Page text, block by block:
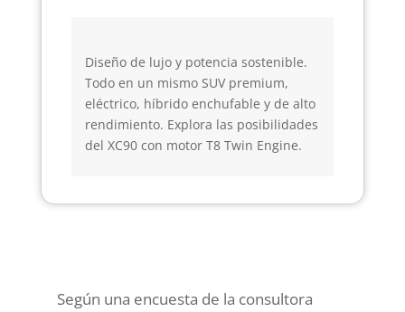
Diseño de lujo y potencia sostenible.
Todo en un mismo SUV premium,
eléctrico, híbrido enchufable y de alto
rendimiento. Explora las posibilidades
del XC90 con motor T8 Twin Engine.
Según una encuesta de la consultora